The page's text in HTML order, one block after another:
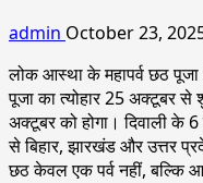
admin October 23,
लोक आस्था के महापर्व छठ
पूजा का त्योहार 25 अक्टूबर
अक्टूबर को होगा। दिवाली के 6
से बिहार, झारखंड और उत्तर
छठ केवल एक पर्व नहीं, बल्कि